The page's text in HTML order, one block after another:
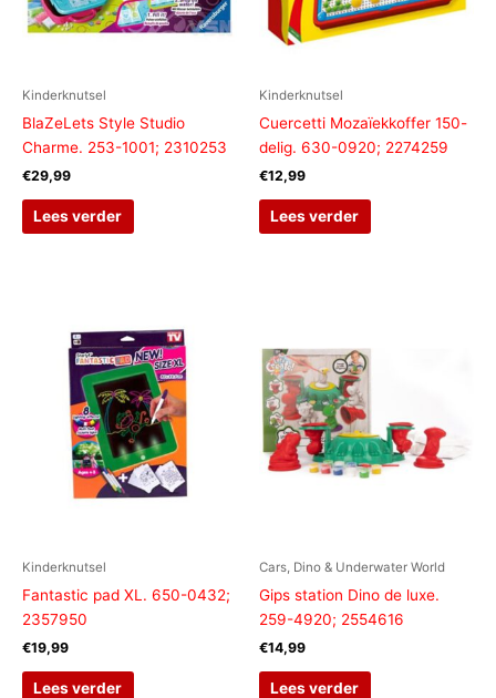
Kinderknutsel
BlaZeLets Style Studio
Charme. 253-1001; 2310253
€29,99
Lees verder
Kinderknutsel
Cuercetti Mozaïekkoffer 150-
delig. 630-0920; 2274259
€12,99
Lees verder
Kinderknutsel
Fantastic pad XL. 650-0432;
2357950
€19,99
Lees verder
Cars, Dino & Underwater World
Gips station Dino de luxe.
259-4920; 2554616
€14,99
Lees verder